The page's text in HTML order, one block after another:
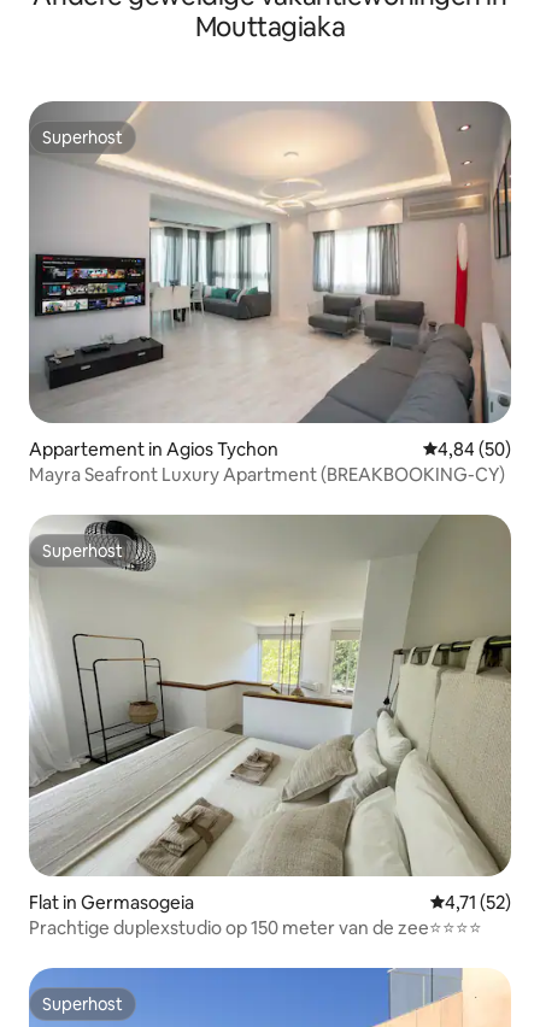
Mouttagiaka
Superhost
Superhost
Appartement in Agios Tychon Gemiddelde
4,84 (50)
Mayra Seafront Luxury Apartment (BREAKBOOKING-CY)
Superhost
Superhost
Flat in Germasogeia Gemiddelde
4,71 (52)
Prachtige duplexstudio op 150 meter van de zee⭐️⭐️⭐️⭐️
Superhost
Superhost